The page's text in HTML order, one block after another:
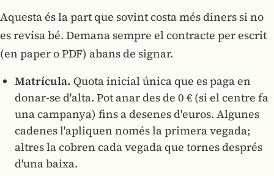
Aquesta és la part que sovint costa més diners si no
es revisa bé. Demana sempre el contracte per escrit
(en paper o PDF) abans de signar.
Matrícula. Quota inicial única que es paga en
donar-se d'alta. Pot anar des de 0 € (si el centre fa
una campanya) fins a desenes d'euros. Algunes
cadenes l'apliquen només la primera vegada;
altres la cobren cada vegada que tornes després
d'una baixa.